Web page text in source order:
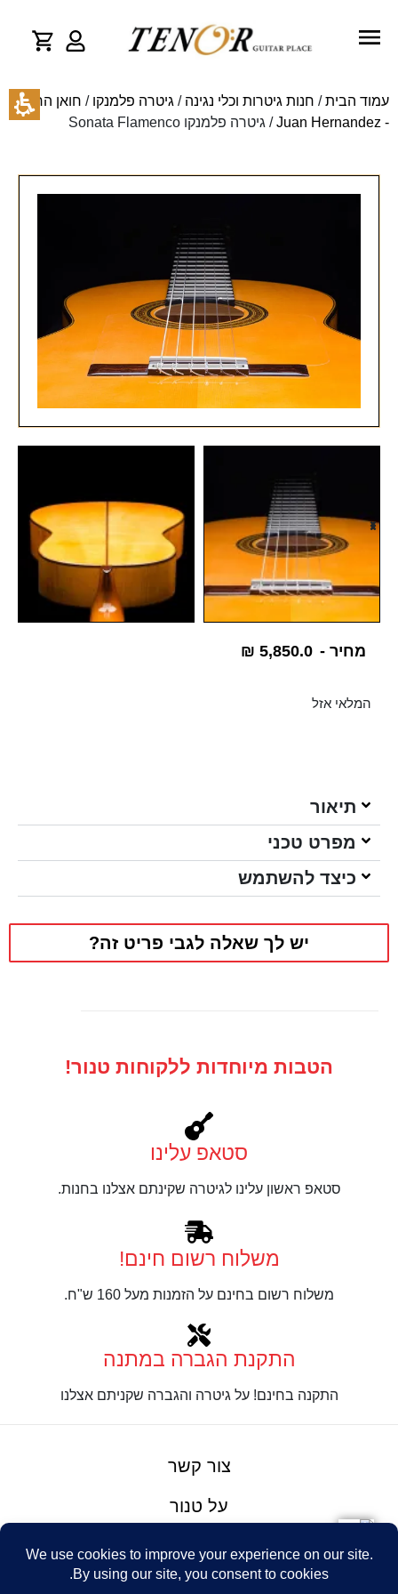
עמוד הבית/ חנות גיטרות וכלי נגינה / גיטרה פלמנקו / חואן הרננדז
- Juan Hernandez
/ גיטרה פלמנקו Sonata Flamenco
מחיר - ₪ 5,850.0
המלאי אזל
תיאור
מפרט טכני
כיצד להשתמש
יש לך שאלה לגבי פריט זה?
הטבות מיוחדות ללקוחות טנור!
סטאפ עלינו
סטאפ ראשון עלינו לגיטרה שקינתם אצלנו בחנות.
משלוח רשום חינם!
משלוח רשום בחינם על הזמנות מעל 160 ש"ח.
התקנת הגברה במתנה
התקנה בחינם! על גיטרה והגברה שקניתם אצלנו
צור קשר
על טנור
תנאים והגבלות
© Tenor Music
Design: Eshel